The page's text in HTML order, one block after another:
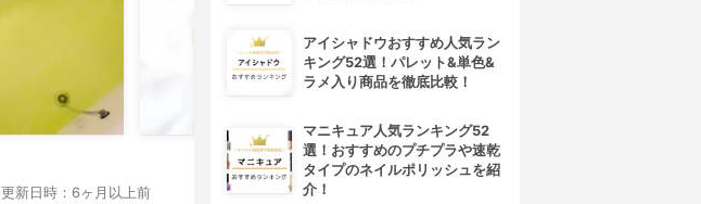
更新日時：6ヶ月以上前
アイシャドウおすすめ人気ラン
キング52選！パレット&単色&
ラメ入り商品を徹底比較！
マニキュア人気ランキング52
選！おすすめのプチプラや速乾
タイプのネイルポリッシュを紹
介！